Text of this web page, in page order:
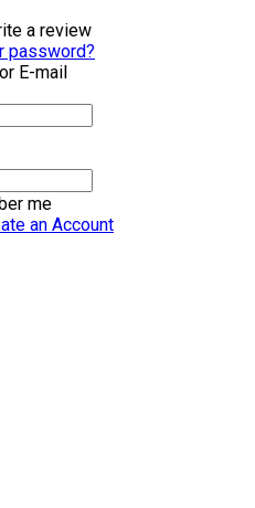
a review
password?
E-mail
me
an Account